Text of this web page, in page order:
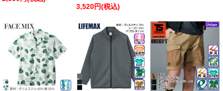
3,520円(税込)